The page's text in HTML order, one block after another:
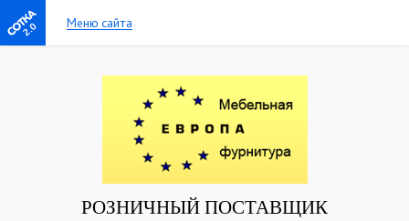
2.0 Меню сайта
РОЗНИЧНЫЙ ПОСТАВЩИК